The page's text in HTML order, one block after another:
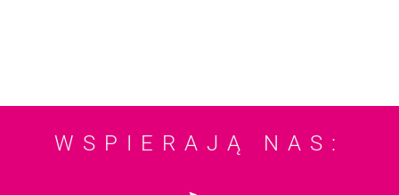
WSPIERAJĄ NAS: